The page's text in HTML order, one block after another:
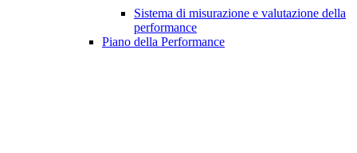
Sistema di misurazione e valutazione della
performance
Piano della Performance